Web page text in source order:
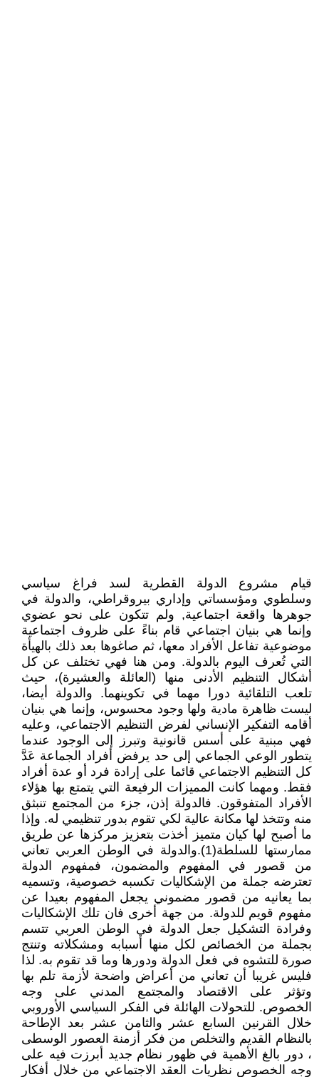
قيام مشروع الدولة القطرية لسد فراغ سياسي
وسلطوي ومؤسساتي وإداري بيروقراطي، والدولة في
جوهرها واقعة اجتماعية, ولم تتكون على نحو عضوي
وإنما هي بنيان اجتماعي قام بناءً على ظروف اجتماعية
موضوعية تفاعل الأفراد معها، ثم صاغوها بعد ذلك بالهيأة
التي تُعرف اليوم بالدولة. ومن هنا فهي تختلف عن كل
أشكال التنظيم الأدنى منها (العائلة والعشيرة)، حيث
تلعب التلقائية دورا مهما في تكوينهما. والدولة أيضا،
ليست ظاهرة مادية ولها وجود محسوس، وإنما هي بنيان
أقامه التفكير الإنساني لفرض التنظيم الاجتماعي، وعليه
فهي مبنية على أسس قانونية وتبرز إلى الوجود عندما
يتطور الوعي الجماعي إلى حد يرفض أفراد الجماعة عَدَّ
كل التنظيم الاجتماعي قائما على إرادة فرد أو عدة أفراد
فقط. ومهما كانت المميزات الرفيعة التي يتمتع بها هؤلاء
الأفراد المتفوقون. فالدولة إذن، جزء من المجتمع تنبثق
منه وتتخذ لها مكانة عالية لكي تقوم بدور تنظيمي له. وإذا
ما أصبح لها كيان متميز أخذت بتعزيز مركزها عن طريق
ممارستها للسلطة(1).والدولة في الوطن العربي تعاني
من قصور في المفهوم والمضمون، فمفهوم الدولة
تعترضه جملة من الإشكاليات تكسبه خصوصية، وتسميه
بما يعانيه من قصور مضموني يجعل المفهوم بعيدا عن
مفهوم قويم للدولة. من جهة أخرى فان تلك الإشكاليات
وفرادة التشكيل جعل الدولة في الوطن العربي تتسم
بجملة من الخصائص لكل منها أسبابه ومشكلاته وتنتج
صورة للتشوه في فعل الدولة ودورها وما قد تقوم به. لذا
فليس غريبا أن تعاني من أعراض واضحة لأزمة تلم بها
وتؤثر على الاقتصاد والمجتمع المدني على وجه
الخصوص. للتحولات الهائلة في الفكر السياسي الأوروبي
خلال القرنين السابع عشر والثامن عشر بعد الإطاحة
بالنظام القديم والتخلص من فكر أزمنة العصور الوسطى
، دور بالغ الأهمية في ظهور نظام جديد أبرزت فيه على
وجه الخصوص نظريات العقد الاجتماعي من خلال أفكار